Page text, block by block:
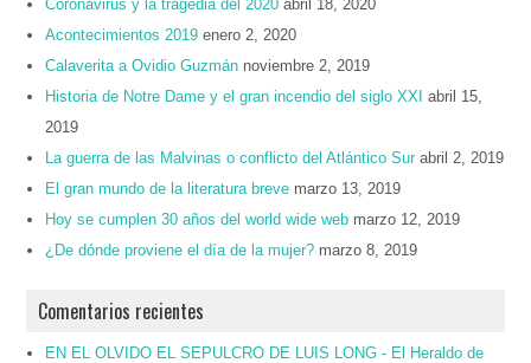
Coronavirus y la tragedia del 2020 abril 18, 2020
Acontecimientos 2019 enero 2, 2020
Calaverita a Ovidio Guzmán noviembre 2, 2019
Historia de Notre Dame y el gran incendio del siglo XXI
abril 15,
2019
La guerra de las Malvinas o conflicto del Atlántico Sur abril 2, 2019
El gran mundo de la literatura breve marzo 13, 2019
Hoy se cumplen 30 años del world wide web marzo 12, 2019
¿De dónde proviene el día de la mujer? marzo 8, 2019
Comentarios recientes
EN EL OLVIDO EL SEPULCRO DE LUIS LONG - El Heraldo de